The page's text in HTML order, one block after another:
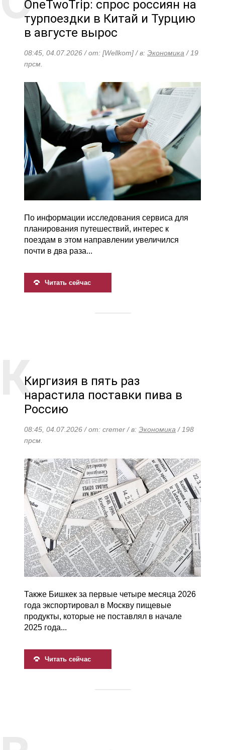
OneTwoTrip: спрос россиян на
турпоездки в Китай и Турцию
в августе вырос
08:45, 04.07.2026 / от: [Wellkom] / в: Экономика / 19
прсм.
По информации исследования сервиса для
планирования путешествий, интерес к
поездам в этом направлении увеличился
почти в два раза...
Читать сейчас
Киргизия в пять раз
нарастила поставки пива в
Россию
08:45, 04.07.2026 / от: cremer / в: Экономика / 198
прсм.
Также Бишкек за первые четыре месяца 2026
года экспортировал в Москву пищевые
продукты, которые не поставлял в начале
2025 года...
Читать сейчас